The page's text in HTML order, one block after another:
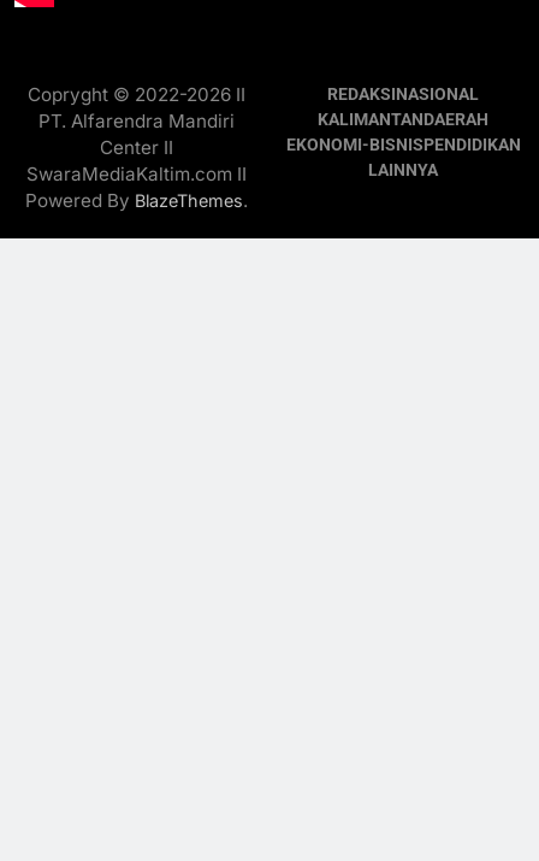
Copryght © 2022-2026 II
PT. Alfarendra Mandiri
Center II
SwaraMediaKaltim.com II
Powered By BlazeThemes.
REDAKSINASIONAL
KALIMANTANDAERAH
EKONOMI-BISNISPENDIDIKAN
LAINNYA